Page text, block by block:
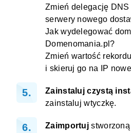
Zmień delegację
serwery nowego
Jak wydelegować
Domenomania.pl?
Zmień wartość
i skieruj go na IP
Zainstaluj czystą
zainstaluj wtyczkę.
Zaimportuj